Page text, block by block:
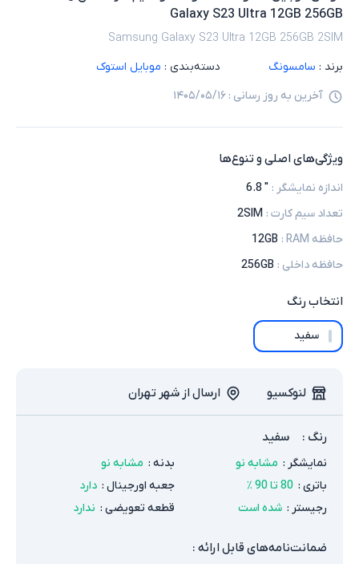
Galaxy S23 Ultra 12GB 256GB
Samsung Galaxy S23 Ultra 12GB 256GB 2SIM
برند : سامسونگ دسته‌بندی : موبایل استوک
آخرین به روز رسانی : ۱۴۰۵/۰۵/۱۶
ویژگی‌های اصلی و تنوع‌ها
اندازه نمایشگر :
" 6.8
تعداد سیم کارت :
2SIM
حافظه RAM
:
12GB
حافظه داخلی :
256GB
انتخابرنگ
سفید
لنوکسیو ارسال از شهر تهران
رنگ : سفید
نمایشگر : مشابه نو بدنه : مشابه نو
باتری : 80 تا 90 ٪ جعبه اورجینال : دارد
رجیستر : شده است قطعه تعویضی : ندارد
ضمانت‌نامه‌های قابل ارائه :